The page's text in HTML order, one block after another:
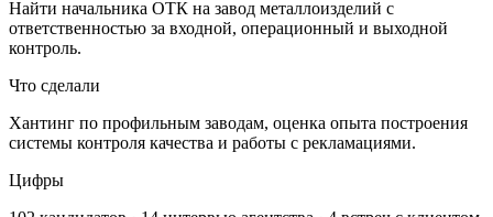
Найти начальника ОТК на завод металлоизделий с
ответственностью за входной, операционный и выходной
контроль.
Что сделали
Хантинг по профильным заводам, оценка опыта построения
системы контроля качества и работы с рекламациями.
Цифры